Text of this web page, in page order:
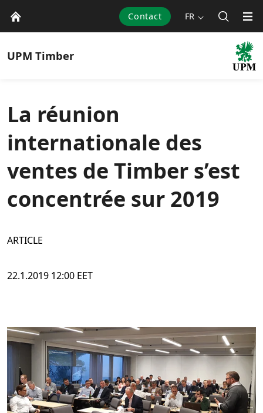
Contact FR
UPM Timber
La réunion
internationale des
ventes de Timber s’est
concentrée sur 2019
ARTICLE
22.1.2019 12:00 EET